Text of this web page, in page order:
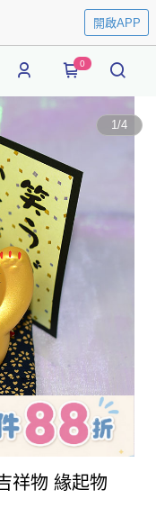
開啟APP
0
1/4
祥物 緣起物